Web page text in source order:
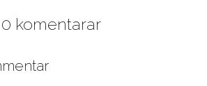
0 komentarar